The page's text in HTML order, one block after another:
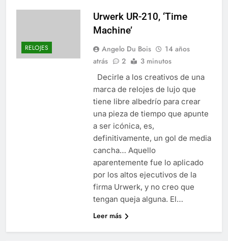
RELOJES
Urwerk UR-210, ‘Time
Machine’
Angelo Du Bois
14 años
atrás
2 3 minutos
Decirle a los creativos de una
marca de relojes de lujo que
tiene libre albedrío para crear
una pieza de tiempo que apunte
a ser icónica, es,
definitivamente, un gol de media
cancha… Aquello
aparentemente fue lo aplicado
por los altos ejecutivos de la
firma Urwerk, y no creo que
tengan queja alguna. El…
Leer más